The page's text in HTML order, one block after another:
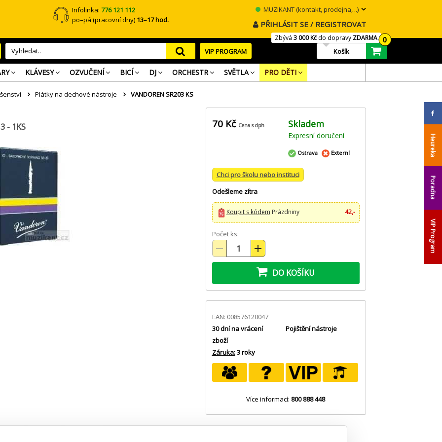
Infolinka:776 121 112
po–pá (pracovní dny) 13–17 hod.
MUZIKANT (kontakt, prodejna, ..)
PŘIHLÁSIT SE / REGISTROVAT
VIP PROGRAM
Zbývá 3 000 Kčdo dopravy ZDARMA 0
Košík
KLÁVESY OZVUČENÍ BICÍ DJ ORCHESTR SVĚTLA PRO DĚTI
Heureka
Poradna
VIP Program
Plátky na dechové nástroje VANDOREN SR203 KS
- 1KS 70 Kč Cena s dph Skladem
Expresní doručení
Ostrava Externí
Chci pro školu nebo instituci
Odešleme zítra
Koupit s kódem Prázdniny 42,-
Počet ks:
DO KOŠÍKU
EAN: 008576120047
30 dní na vrácení
zboží
Záruka:3 roky
Pojištění nástroje
Více informací: 800 888 448